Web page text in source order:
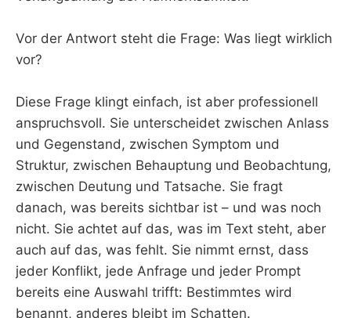
Vor der Antwort steht die Frage: Was liegt wirklich
vor?
Diese Frage klingt einfach, ist aber professionell
anspruchsvoll. Sie unterscheidet zwischen Anlass
und Gegenstand, zwischen Symptom und
Struktur, zwischen Behauptung und Beobachtung,
zwischen Deutung und Tatsache. Sie fragt
danach, was bereits sichtbar ist – und was noch
nicht. Sie achtet auf das, was im Text steht, aber
auch auf das, was fehlt. Sie nimmt ernst, dass
jeder Konflikt, jede Anfrage und jeder Prompt
bereits eine Auswahl trifft: Bestimmtes wird
benannt, anderes bleibt im Schatten.